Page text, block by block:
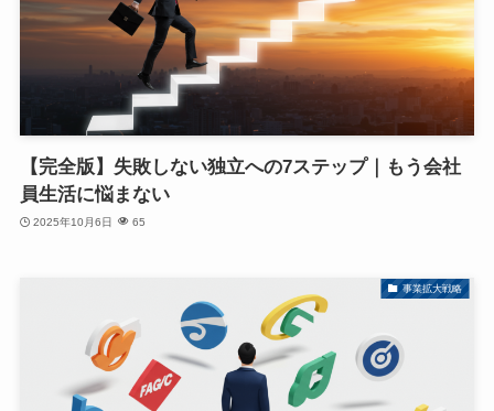
【完全版】失敗しない独立への7ステップ｜もう会社
員生活に悩まない
2025年10月6日 65
事業拡大戦略